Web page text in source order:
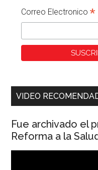
Correo Electronico*
VIDEO
Fue archivado el
Reforma a la